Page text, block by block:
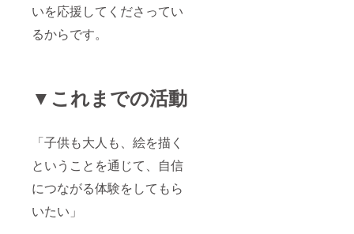
いを応援してくださってい
るからです。
▼これまでの活動
「子供も大人も、絵を描く
ということを通じて、自信
につながる体験をしてもら
いたい」